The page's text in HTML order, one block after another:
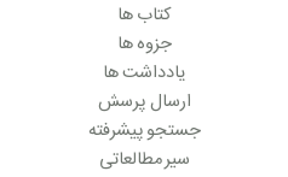
کتاب ها
جزوه ها
یادداشت ها
ارسال پرسش
جستجو پیشرفته
سیر مطالعاتی